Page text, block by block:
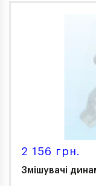
2 156 грн.
Змішувачі